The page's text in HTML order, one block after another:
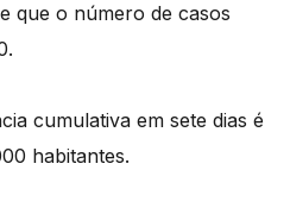
que o número de casos
cumulativa em sete dias é
habitantes.